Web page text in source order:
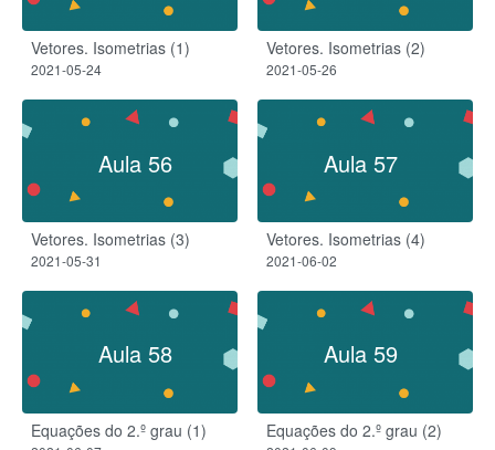
Vetores. Isometrias (1)
2021-05-24
Vetores. Isometrias (2)
2021-05-26
Aula 56
Vetores. Isometrias (3)
2021-05-31
Aula 57
Vetores. Isometrias (4)
2021-06-02
Aula 58
Equações do 2.º grau (1)
Aula 59
Equações do 2.º grau (2)